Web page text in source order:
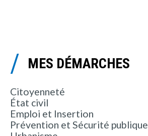
MES DÉMARCHES
Citoyenneté
État civil
Emploi et Insertion
Prévention et Sécurité publique